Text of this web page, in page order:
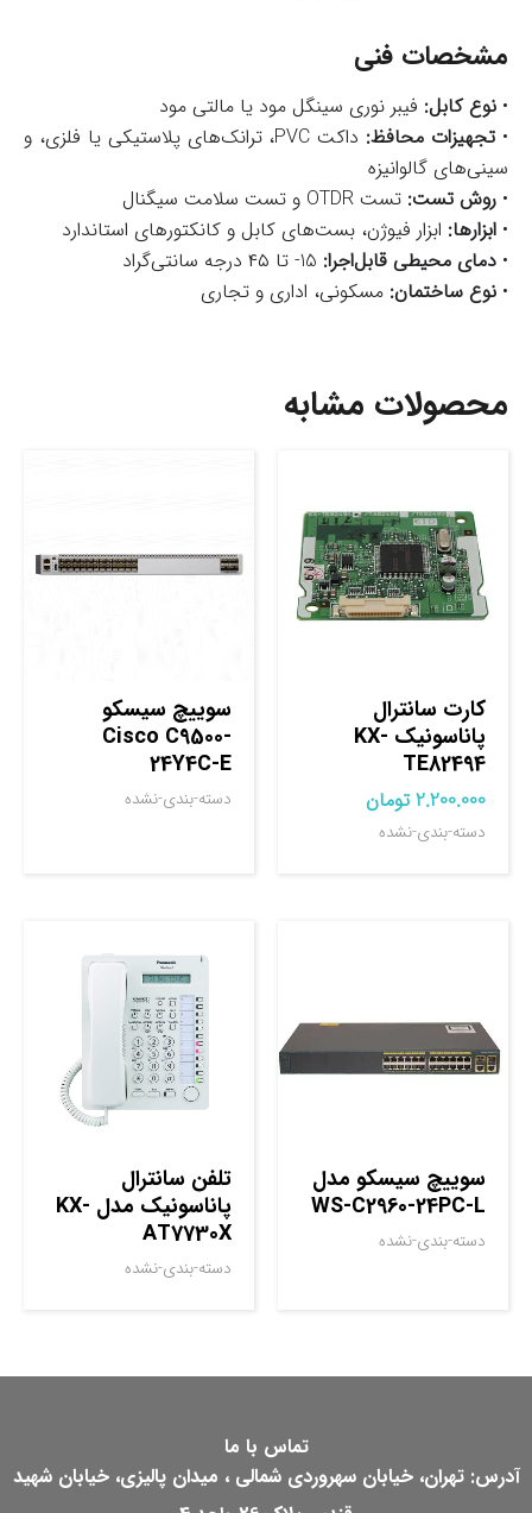
مشخصات فنی
• نوع کابل: فیبر نوری سینگل مود یا مالتی مود
• تجهیزات محافظ:
داکت PVC، ترانک‌های پلاستیکی یا فلزی، و
سینی‌های گالوانیزه
• روش تست: تست OTDR و تست سلامت سیگنال
• ابزارها: ابزار فیوژن، بست‌های کابل و کانکتورهای استاندارد
• دمای محیطی قابل‌اجرا:
• نوع ساختمان: مسکونی، اداری و تجاری
محصولات مشابه
کارت سانترال
پاناسونیک KX-
TE82494
2.200.000 تومان
دسته-بندی-نشده
سوييچ سيسکو
Cisco C9500-
24Y4C-E
دسته-بندی-نشده
سوييچ سيسکو مدل
WS-C2960-24PC-L
دسته-بندی-نشده
تلفن سانترال
پاناسونیک مدل KX-
AT7730X
دسته-بندی-نشده
تماس با ما
آدرس: تهران، خیابان سهروردی شمالی ، میدان پالیزی، خیابان شهید